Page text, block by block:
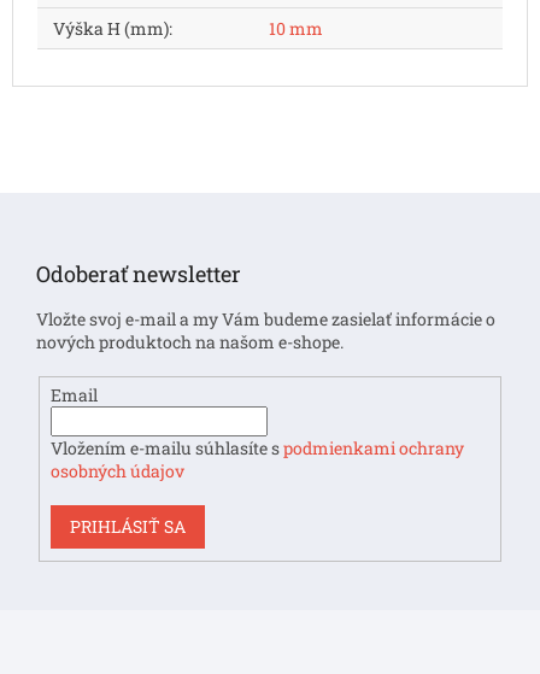
Výška H (mm): 10 mm
Odoberať newsletter
Vložte svoj e-mail a my Vám budeme zasielať informácie o
nových produktoch na našom e-shope.
Email
Vložením e-mailu súhlasíte spodmienkami ochrany
osobných údajov
PRIHLÁSIŤ SA